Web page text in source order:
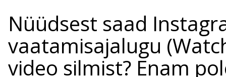
Nüüdsest saad
vaatamisajalugu
video silmist? Enam